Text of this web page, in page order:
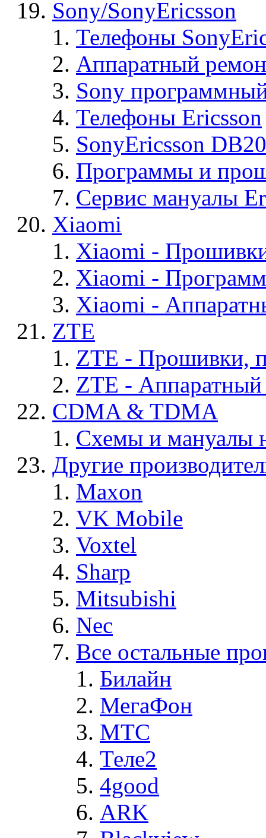
Sony/SonyEricsson
Телефоны
Аппаратный
Sony
Телефоны Ericsson
SonyEricsson
Программы и
Сервис мануалы
Xiaomi
Xiaomi -
Xiaomi -
Xiaomi -
ZTE
ZTE - Прошивки,
ZTE -
CDMA & TDMA
Схемы и мануалы
Другие
Maxon
VK Mobile
Voxtel
Sharp
Mitsubishi
Nec
Все остальные
Билайн
МегаФон
MTC
Теле2
4good
ARK